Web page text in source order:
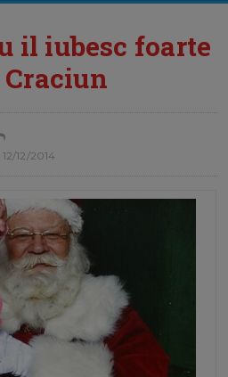
il iubesc foarte
12/12/2014